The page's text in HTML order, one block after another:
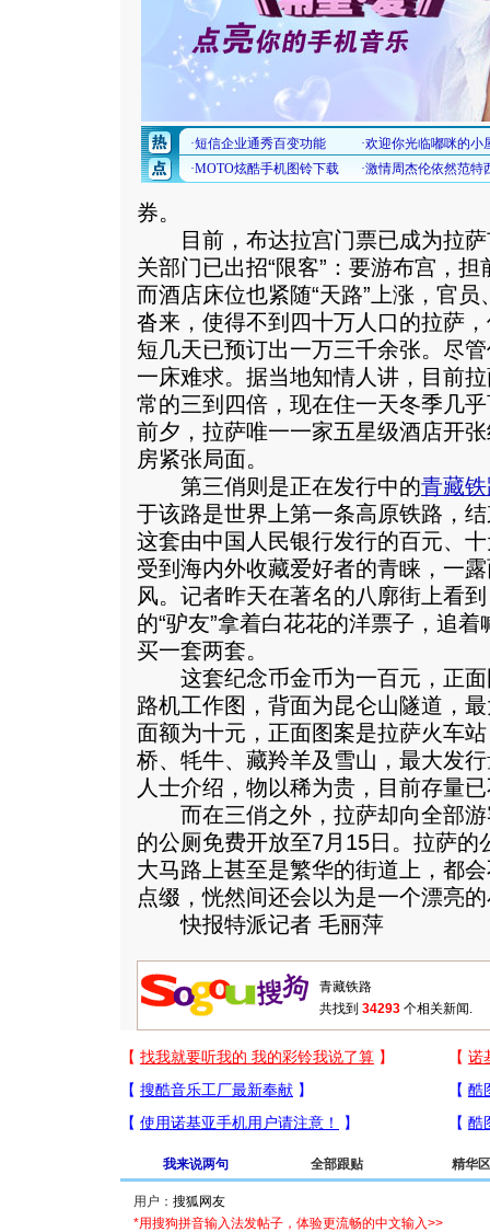
券。
目前，布达拉宫门票已成为拉萨
关部门已出招“限客”：要游布宫，
而酒店床位也紧随“天路”上涨，官员
沓来，使得不到四十万人口的拉萨
短几天已预订出一万三千余张。尽
一床难求。据当地知情人讲，目前
常的三到四倍，现在住一天冬季几
前夕，拉萨唯一一家五星级酒店开
房紧张局面。
第三俏则是正在发行中的青藏
于该路是世界上第一条高原铁路，
这套由中国人民银行发行的百元、
受到海内外收藏爱好者的青睐，一
风。记者昨天在著名的八廓街上看
的“驴友”拿着白花花的洋票子，追
买一套两套。
这套纪念币金币为一百元，正面
路机工作图，背面为昆仑山隧道，
面额为十元，正面图案是拉萨火车
桥、牦牛、藏羚羊及雪山，最大发
人士介绍，物以稀为贵，目前存量
而在三俏之外，拉萨却向全部游
的公厕免费开放至7月15日。拉萨的
大马路上甚至是繁华的街道上，都
点缀，恍然间还会以为是一个漂亮
快报特派记者 毛丽萍
共找到 34293 个相关新闻.
我来说两句 全部跟贴 精华区
用户：
*用搜狗拼音输入法发帖子，体验更流畅的中文输入>>